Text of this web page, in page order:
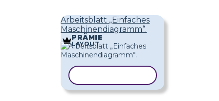
Arbeitsblatt „Einfaches
Maschinendiagramm“.
PRÄMIE
LAYOUT